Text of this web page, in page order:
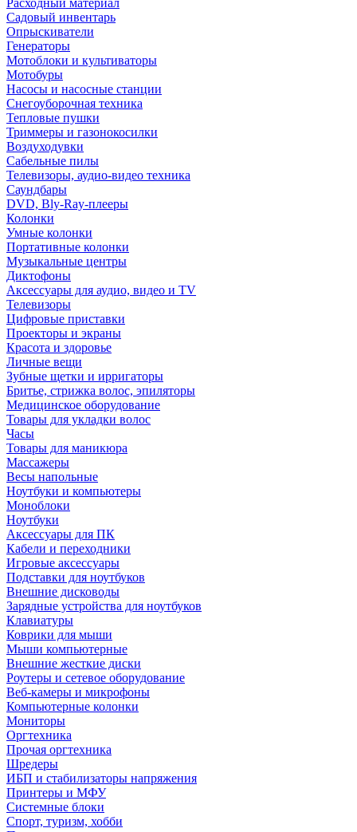
Расходный материал
Садовый инвентарь
Опрыскиватели
Генераторы
Мотоблоки и культиваторы
Мотобуры
Насосы и насосные станции
Снегоуборочная техника
Тепловые пушки
Триммеры и газонокосилки
Воздуходувки
Сабельные пилы
Телевизоры, аудио-видео техника
Саундбары
DVD, Bly-Ray-плееры
Колонки
Умные колонки
Портативные колонки
Музыкальные центры
Диктофоны
Аксессуары для аудио, видео и TV
Телевизоры
Цифровые приставки
Проекторы и экраны
Красота и здоровье
Личные вещи
Зубные щетки и ирригаторы
Бритье, стрижка волос, эпиляторы
Медицинское оборудование
Товары для укладки волос
Часы
Товары для маникюра
Массажеры
Весы напольные
Ноутбуки и компьютеры
Моноблоки
Ноутбуки
Аксессуары для ПК
Кабели и переходники
Игровые аксессуары
Подставки для ноутбуков
Внешние дисководы
Зарядные устройства для ноутбуков
Клавиатуры
Коврики для мыши
Мыши компьютерные
Внешние жесткие диски
Роутеры и сетевое оборудование
Веб-камеры и микрофоны
Компьютерные колонки
Мониторы
Оргтехника
Прочая оргтехника
Шредеры
ИБП и стабилизаторы напряжения
Принтеры и МФУ
Системные блоки
Спорт, туризм, хобби